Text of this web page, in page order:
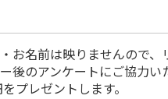
お名前は映りませんので、
後のアンケートにご協力
プレゼントします。